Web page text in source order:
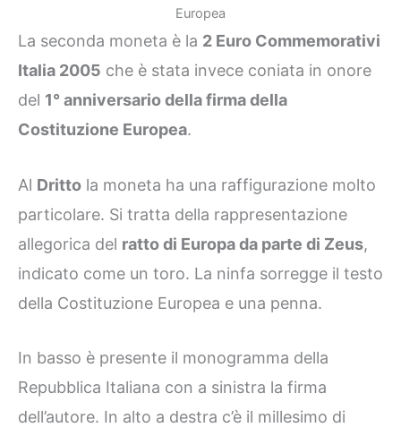
Europea
La seconda moneta è la 2 Euro Commemorativi
Italia 2005 che è stata invece coniata in onore
del 1° anniversario della firma della
Costituzione Europea.
Al Dritto la moneta ha una raffigurazione molto
particolare. Si tratta della rappresentazione
allegorica del ratto di Europa da parte di Zeus,
indicato come un toro. La ninfa sorregge il testo
della Costituzione Europea e una penna.
In basso è presente il monogramma della
Repubblica Italiana con a sinistra la firma
dell’autore. In alto a destra c’è il millesimo di